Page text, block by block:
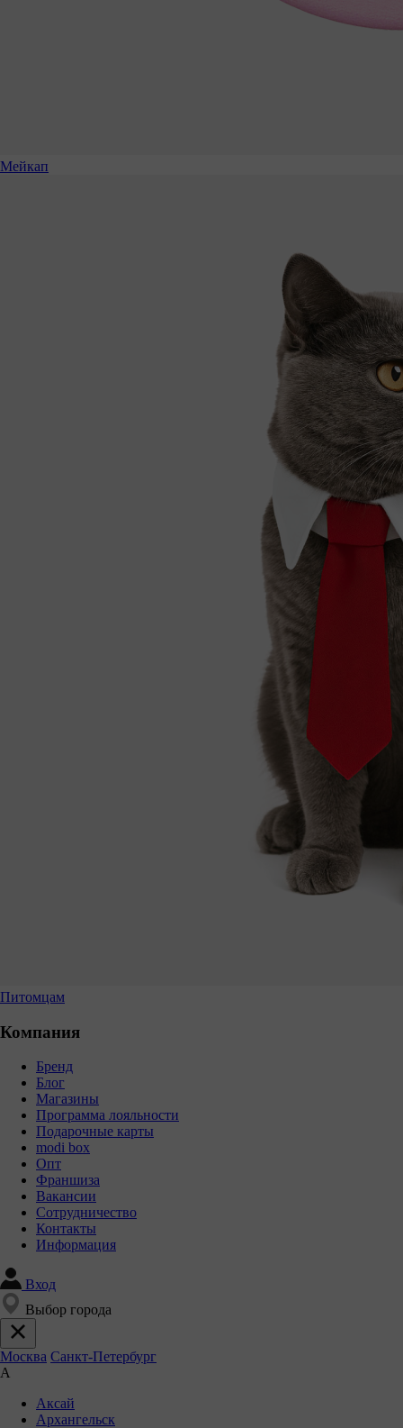
Мейкап
Питомцам
Компания
Бренд
Блог
Магазины
Программа лояльности
Подарочные карты
modi box
Опт
Франшиза
Вакансии
Сотрудничество
Контакты
Информация
Вход
Выбор города
Москва Санкт-Петербург
А
Аксай
Архангельск